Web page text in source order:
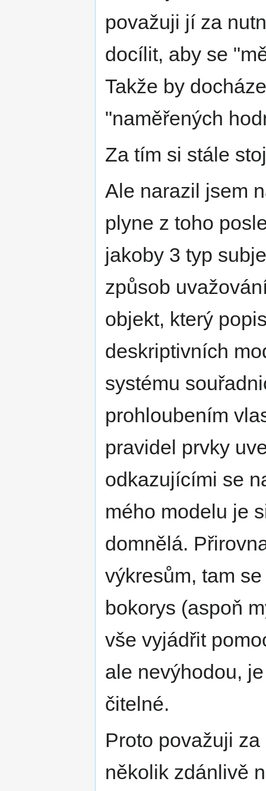
považuji jí za
docílit, aby se
Takže by
"naměřených
Za tím si stále
Ale narazil jsem
plyne z toho
jakoby 3 typ
způsob
objekt, který
deskriptivních
systému
prohloubením
pravidel prvky
odkazujícími se
mého modelu je
domnělá.
výkresům, tam
bokorys (aspoň
vše vyjádřit
ale nevýhodou,
čitelné.
Proto považuji
několik zdánlivě